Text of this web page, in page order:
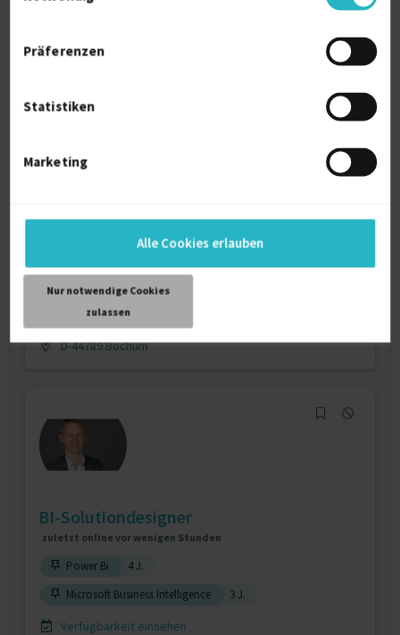
Präferenzen
Statistiken
Marketing
Alle Cookies erlauben
Nur notwendige Cookies
zulassen
Beratung und Implementierung von
Business Intel...
Benutzerverwaltung
6 J.
Datenbankentwicklung
6 J.
Verfügbarkeit einsehen
Referenzen
€79 - €190/Stunde
D-44789 Bochum
BI-Solutiondesigner
zuletzt online vor wenigen Stunden
Power Bi
4 J.
Microsoft Business Intelligence
3 J.
Verfügbarkeit einsehen